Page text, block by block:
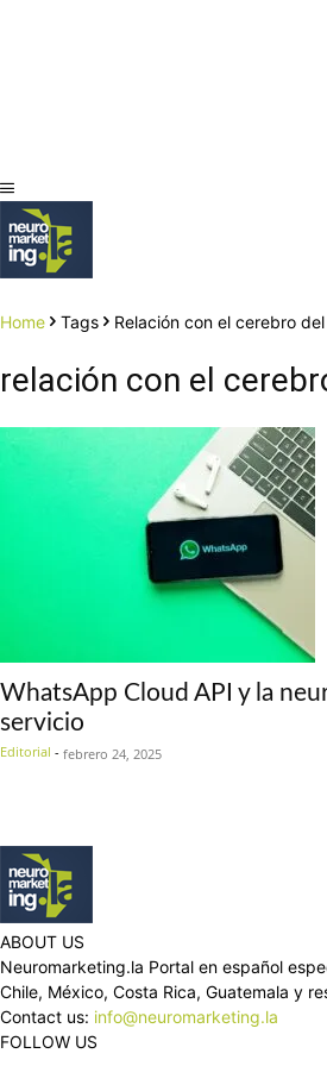
Home Tags Relación con el cerebro
relación con el
WhatsApp Cloud API y la
servicio
Editorial - febrero 24, 2025
ABOUT US
Neuromarketing.la Portal en español
Chile, México, Costa Rica, Guatemala y
Contact us: info@neuromarketing.la
FOLLOW US